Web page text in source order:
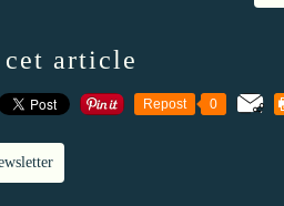
cet article
Repost 0